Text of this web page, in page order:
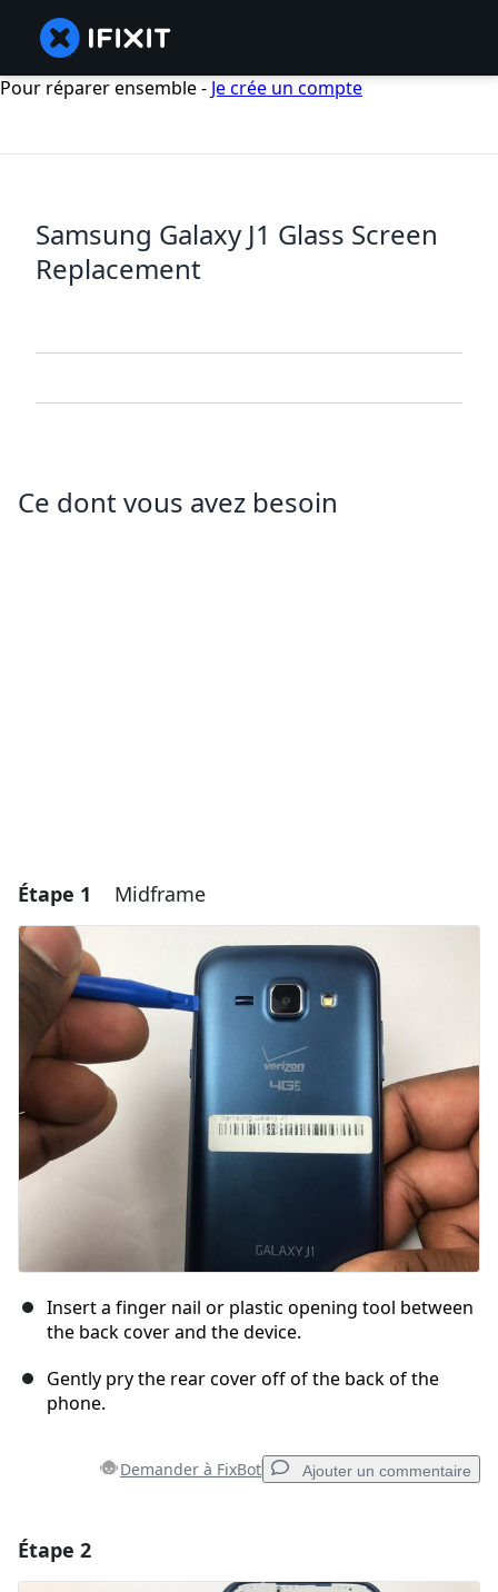
Pour réparer ensemble - Je crée un compte
Samsung Galaxy J1 Glass Screen
Replacement
Ce dont vous avez besoin
Étape 1 Midframe
Insert a finger nail or plastic opening tool between
the back cover and the device.
Gently pry the rear cover off of the back of the
phone.
Demander à FixBot Ajouter un commentaire
Étape 2